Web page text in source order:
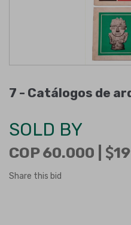
7 - Catálogos de
SOLD BY
COP 60.000 | 19
Share this bid